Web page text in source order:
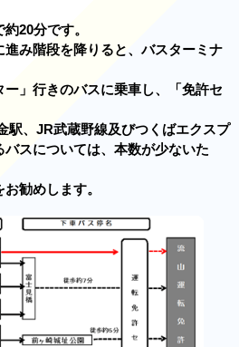
20分です。
み階段を降りると、バスターミナ
ー」行きのバスに乗車し、「免許セ
駅、JR武蔵野線及びつくばエクスプ
バスについては、本数が少ないた
勧めします。